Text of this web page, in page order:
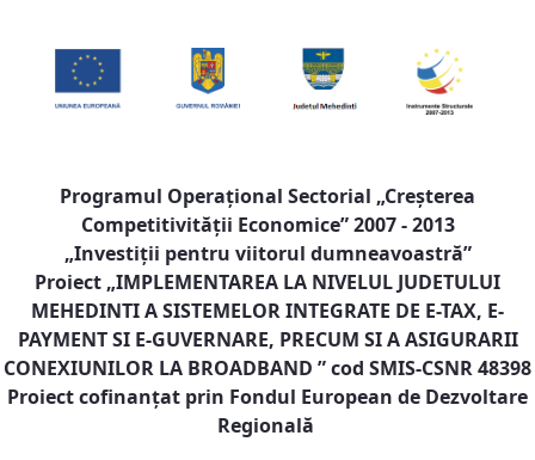
Programul Operaţional Sectorial „Creşterea
Competitivităţii Economice” 2007 - 2013
„Investiţii pentru viitorul dumneavoastră”
Proiect „IMPLEMENTAREA LA NIVELUL JUDETULUI
MEHEDINTI A SISTEMELOR INTEGRATE DE E-TAX, E-
PAYMENT SI E-GUVERNARE, PRECUM SI A ASIGURARII
CONEXIUNILOR LA BROADBAND ” cod SMIS-CSNR 48398
Proiect cofinanţat prin Fondul European de Dezvoltare
Regională